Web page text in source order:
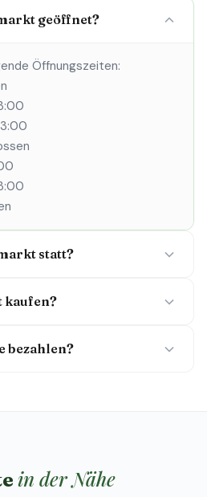
geöffnet?
Öffnungszeiten:
statt?
kaufen?
bezahlen?
in der Nähe